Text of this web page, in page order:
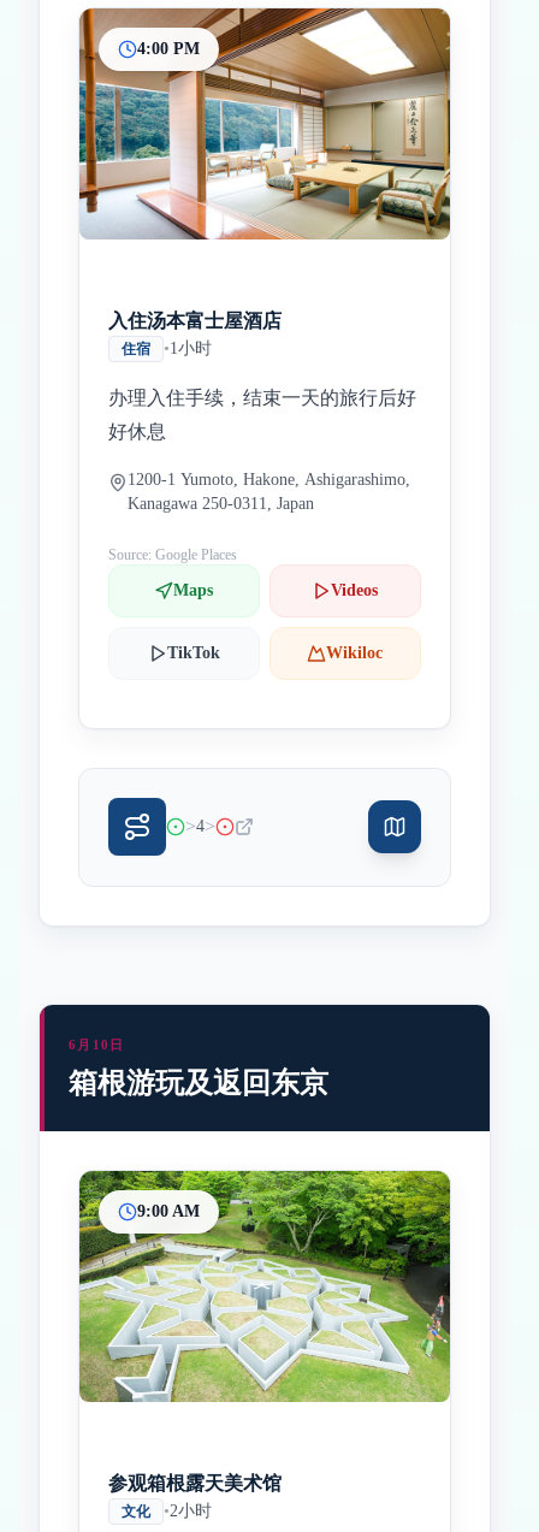
4:00 PM
入住汤本富士屋酒店
住宿 •1小时
办理入住手续，结束一天的旅行后好
好休息
1200-1 Yumoto, Hakone, Ashigarashimo,
Kanagawa 250-0311, Japan
Source: Google Places
Maps Videos
TikTok Wikiloc
>4>
InicioParadas intermedias
Final
6月10日
箱根游玩及返回东京
9:00 AM
参观箱根露天美术馆
文化 •2小时